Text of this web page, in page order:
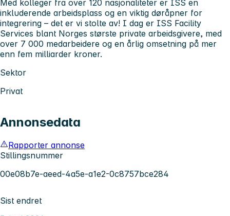
Med kolleger fra over 120 nasjonaliteter er ISS en
inkluderende arbeidsplass og en viktig døråpner for
integrering – det er vi stolte av! I dag er ISS Facility
Services blant Norges største private arbeidsgivere, med
over 7 000 medarbeidere og en årlig omsetning på mer
enn fem milliarder kroner.
Sektor
Privat
Annonsedata
Rapporter annonse
Stillingsnummer
00e08b7e-aeed-4a5e-a1e2-0c8757bce284
Sist endret